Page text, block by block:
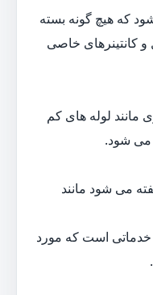
که هیچ گونه بسته
و کانتینرهای خاصی
مانند لوله های کم
می شود.
می شود مانند
خدماتی است که مورد